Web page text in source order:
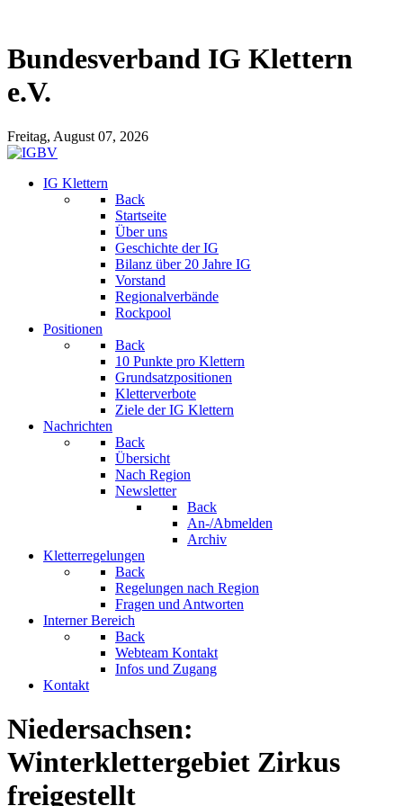
Bundesverband IG Klettern
e.V.
Freitag, August 07, 2026
IG Klettern
Back
Startseite
Über uns
Geschichte der IG
Bilanz über 20 Jahre IG
Vorstand
Regionalverbände
Rockpool
Positionen
Back
10 Punkte pro Klettern
Grundsatzpositionen
Kletterverbote
Ziele der IG Klettern
Nachrichten
Back
Übersicht
Nach Region
Newsletter
Back
An-/Abmelden
Archiv
Kletterregelungen
Back
Regelungen nach Region
Fragen und Antworten
Interner Bereich
Back
Webteam Kontakt
Infos und Zugang
Kontakt
Niedersachsen:
Winterklettergebiet Zirkus
freigestellt